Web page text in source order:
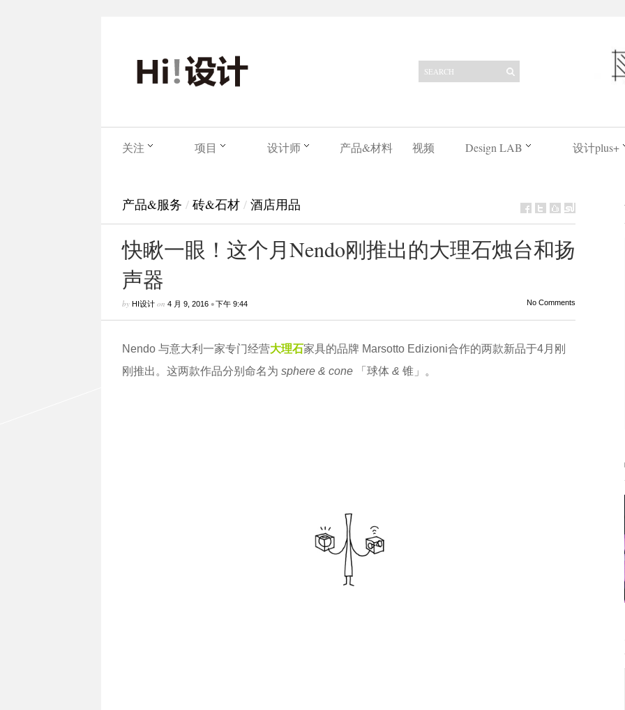
关注 项目 设计师 产品&材料 视频 Design LAB 设计plus+
产品&服务 / 砖&石材 / 酒店用品
快瞅一眼！这个月Nendo刚推出的大理石烛台和扬
声器
by HI设计on 4 月 9, 2016•下午 9:44 No Comments
Nendo 与意大利一家专门经营大理石家具的品牌 Marsotto Edizioni合作的两款新品于4月刚
刚推出。这两款作品分别命名为 sphere & cone「球体 & 锥」。